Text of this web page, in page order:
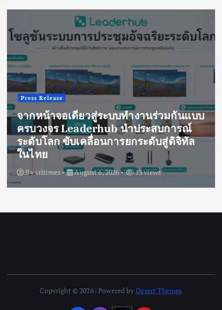
Press Release
จากหน้าจอเดียวสู่ระบบทำงานร่วมกันแบบ
ครบวงจร Leaderhub นำประสบการณ์
ระดับโลก ขับเคลื่อนการยกระดับสู่ดิจิทัล
ในไทย
Byvritimes August 6, 2026 13 views
Copyright © 2026 | Powered by Desert Themes